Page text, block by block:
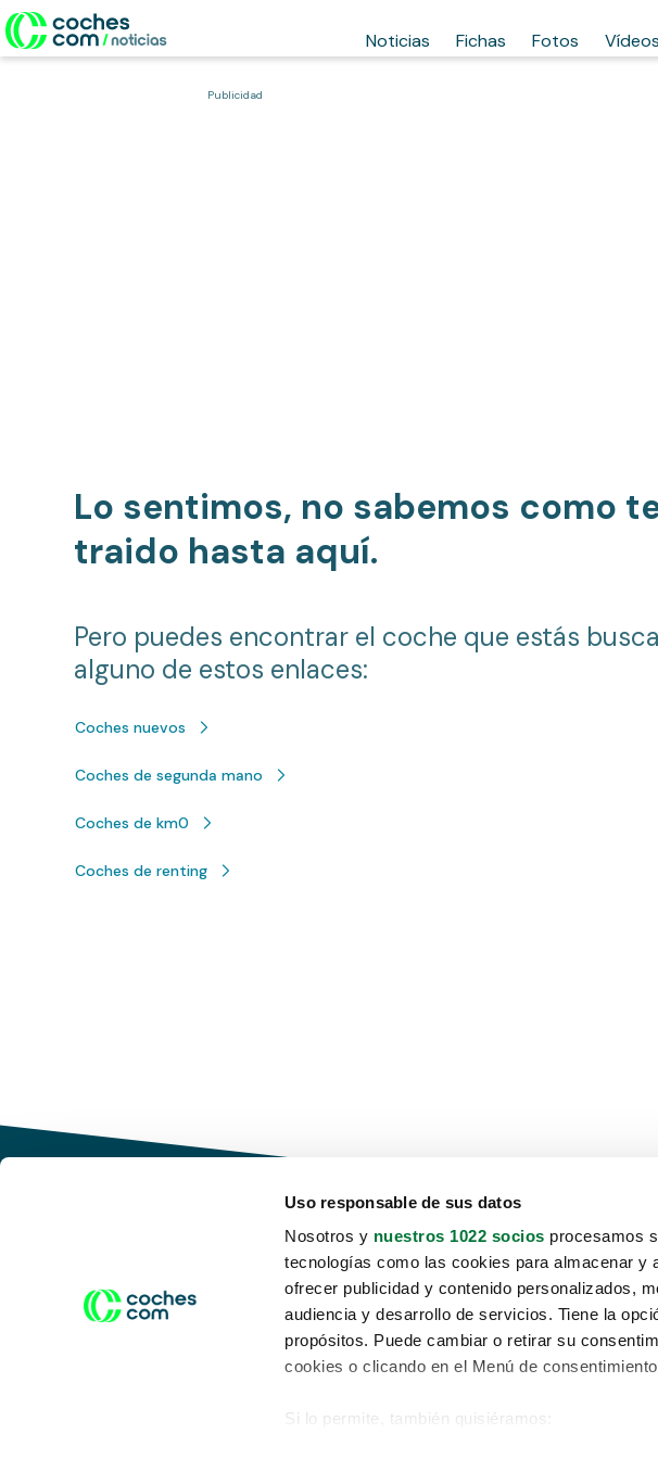
Uso responsable de sus datos
Nosotros y nuestros 1022 socios procesamos
tecnologías como las cookies para almacenar
ofrecer publicidad y contenido personalizados,
audiencia y desarrollo de servicios. Tiene la
propósitos. Puede cambiar o retirar su
cookies o clicando en el Menú de
Si lo permite, también quisiéramos:
Noticias Fichas Fotos Vídeos
Publicidad
Lo sentimos, no sabemos como
traido hasta aquí.
Pero puedes encontrar el coche que estás
alguno de estos enlaces:
Coches nuevos
Coches de segunda mano
Coches de km0
Coches de renting
Conduce tu futuro,
desata tu movilidad